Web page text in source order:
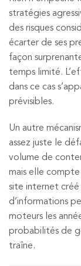
stratégies
des risques
écarter de ses
façon
temps limité.
dans ce cas
prévisibles.
Un autre
assez juste le
volume de
mais elle
site internet créé
d’informations
moteurs les
probabilités de
traîne.